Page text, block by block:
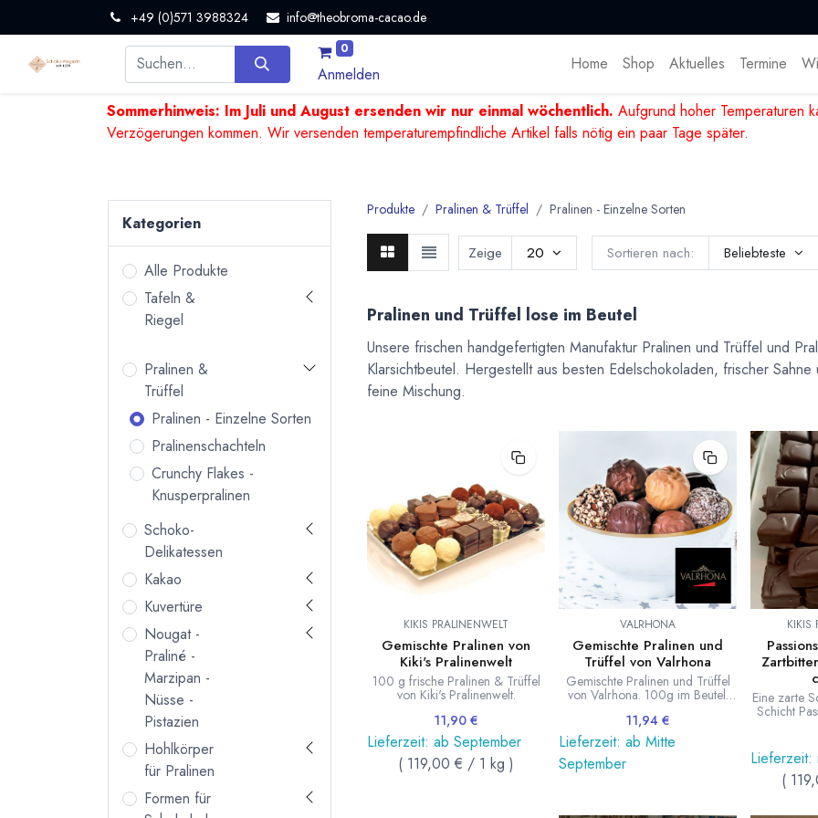
+49 (0)571 3988324 info@theobroma-cacao.de
0
Anmelden
Home Shop Aktuelles Termine
Sommerhinweis: Im Juli und August ersenden wir nur einmal wöchentlich. Aufgrund hoher Temperaturen
Verzögerungen kommen. Wir versenden temperaturempfindliche Artikel falls nötig ein paar Tage später.
Kategorien
Alle Produkte
Tafeln &
Riegel
Pralinen &
Trüffel
Pralinen - Einzelne Sorten
Pralinenschachteln
Crunchy Flakes -
Knusperpralinen
Schoko-
Delikatessen
Kakao
Kuvertüre
Nougat -
Praliné -
Marzipan -
Nüsse -
Pistazien
Hohlkörper
für Pralinen
Formen für
Produkte Pralinen & Trüffel Pralinen - Einzelne Sorten
Sortieren nach: Beliebteste
Zeige 20
Pralinen und Trüffel lose im Beutel
Unsere frischen handgefertigten Manufaktur Pralinen und Trüffel und
Klarsichtbeutel. Hergestellt aus besten Edelschokoladen, frischer
feine Mischung.
KIKIS PRALINENWELT
Gemischte Pralinen von
Kiki's Pralinenwelt
100 g frische Pralinen & Trüffel
von Kiki's Pralinenwelt.
11,90 €
Lieferzeit: ab September
( 119,00 € / 1 kg )
VALRHONA
Gemischte Pralinen und
Trüffel von Valrhona
Gemischte Pralinen und Trüffel
von Valrhona. 100g im Beutel.
Abbildung ähnlich, ohne Deko.
11,94 €
Lieferzeit: ab Mitte
September
KIKIS
Eine zarte
Schicht
dunkler
Lieferzeit:
(